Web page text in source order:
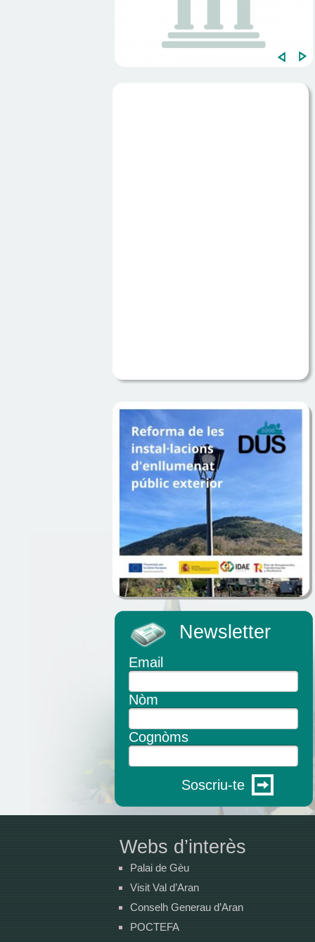
Newsletter
Email
Nòm
Cognòms
Soscriu-te
Webs d’interès
Palai de Gèu
Visit Val d’Aran
Conselh Generau d’Aran
POCTEFA